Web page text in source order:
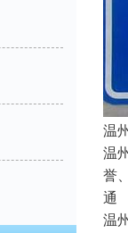
温
温
誉
通
温